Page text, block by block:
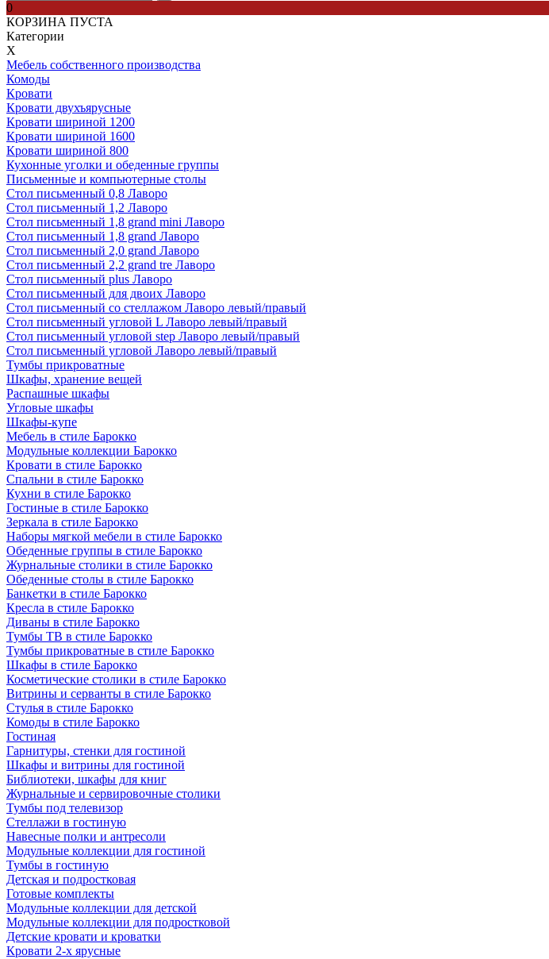
0
КОРЗИНА ПУСТА
Категории
Х
Мебель собственного производства
Комоды
Кровати
Кровати двухъярусные
Кровати шириной 1200
Кровати шириной 1600
Кровати шириной 800
Кухонные уголки и обеденные группы
Письменные и компьютерные столы
Стол письменный 0,8 Лаворо
Стол письменный 1,2 Лаворо
Стол письменный 1,8 grand mini Лаворо
Стол письменный 1,8 grand Лаворо
Стол письменный 2,0 grand Лаворо
Стол письменный 2,2 grand tre Лаворо
Стол письменный plus Лаворо
Стол письменный для двоих Лаворо
Стол письменный со стеллажом Лаворо левый/правый
Стол письменный угловой L Лаворо левый/правый
Стол письменный угловой step Лаворо левый/правый
Стол письменный угловой Лаворо левый/правый
Тумбы прикроватные
Шкафы, хранение вещей
Распашные шкафы
Угловые шкафы
Шкафы-купе
Мебель в стиле Барокко
Модульные коллекции Барокко
Кровати в стиле Барокко
Спальни в стиле Барокко
Кухни в стиле Барокко
Гостиные в стиле Барокко
Зеркала в стиле Барокко
Наборы мягкой мебели в стиле Барокко
Обеденные группы в стиле Барокко
Журнальные столики в стиле Барокко
Обеденные столы в стиле Барокко
Банкетки в стиле Барокко
Кресла в стиле Барокко
Диваны в стиле Барокко
Тумбы ТВ в стиле Барокко
Тумбы прикроватные в стиле Барокко
Шкафы в стиле Барокко
Косметические столики в стиле Барокко
Витрины и серванты в стиле Барокко
Стулья в стиле Барокко
Комоды в стиле Барокко
Гостиная
Гарнитуры, стенки для гостиной
Шкафы и витрины для гостиной
Библиотеки, шкафы для книг
Журнальные и сервировочные столики
Тумбы под телевизор
Стеллажи в гостиную
Навесные полки и антресоли
Модульные коллекции для гостиной
Тумбы в гостиную
Детская и подростковая
Готовые комплекты
Модульные коллекции для детской
Модульные коллекции для подростковой
Детские кровати и кроватки
Кровати 2-х ярусные